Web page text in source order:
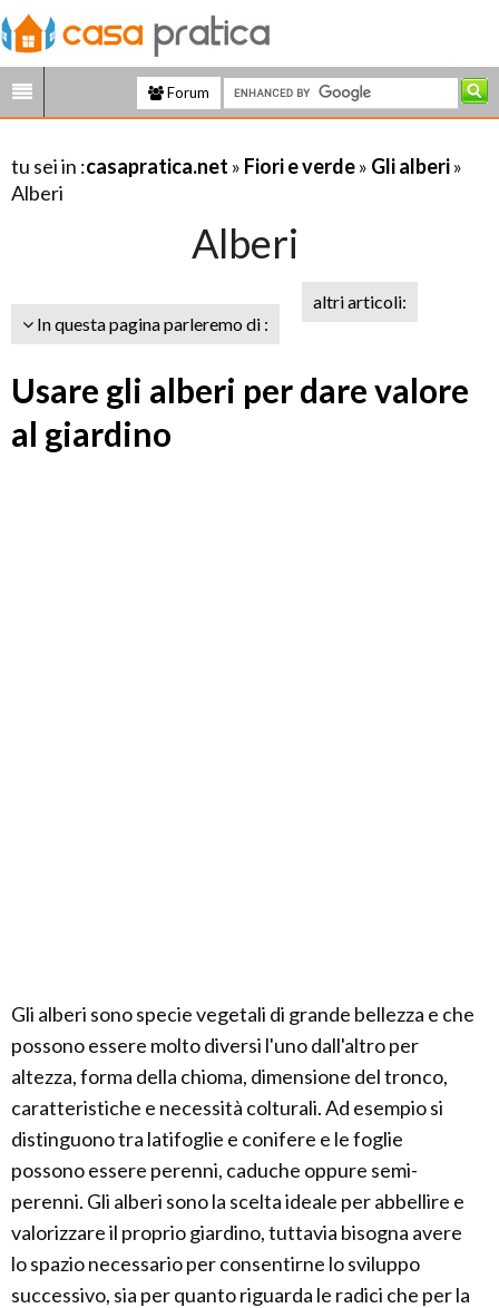
Forum
tu sei in :casapratica.net » Fiori e verde» Gli alberi»
Alberi
Alberi
In questa pagina parleremo di :
altri articoli:
Usare gli alberi per dare valore
al giardino
Gli alberi sono specie vegetali di grande bellezza e che
possono essere molto diversi l'uno dall'altro per
altezza, forma della chioma, dimensione del tronco,
caratteristiche e necessità colturali. Ad esempio si
distinguono tra latifoglie e conifere e le foglie
possono essere perenni, caduche oppure semi-
perenni. Gli alberi sono la scelta ideale per abbellire e
valorizzare il proprio giardino, tuttavia bisogna avere
lo spazio necessario per consentirne lo sviluppo
successivo, sia per quanto riguarda le radici che per la